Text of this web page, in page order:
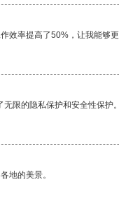
效率提高了50%，让我能够
无限的隐私保护和安全性保护
地的美景。